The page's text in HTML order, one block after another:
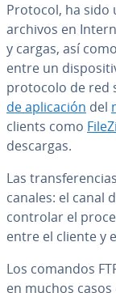
Protocol, ha
archivos en
y cargas, así
entre un
protocolo de red
de apli­ca­ción del
clients como
descargas.
Las
canales: el canal
controlar el
entre el cliente y
Los comandos
en muchos